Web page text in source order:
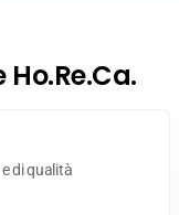
di qualità